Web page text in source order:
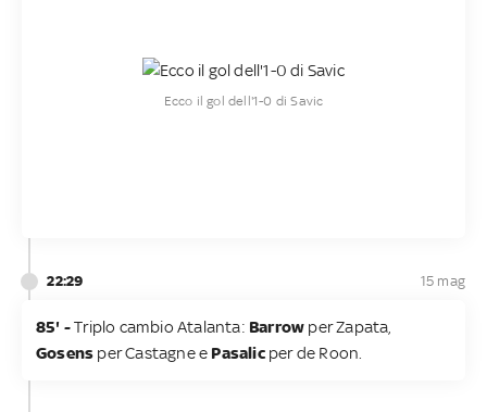
Ecco il gol dell'1-0 di Savic
22:29 15 mag
85' -Triplo cambio Atalanta: Barrow per Zapata,
Gosens per Castagne e Pasalicper de Roon.